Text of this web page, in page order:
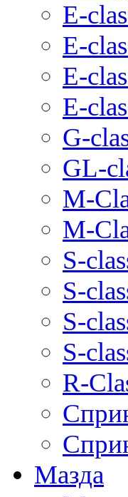
E-
E-
E-
E-
G-
GL-
M-
M-
S-
S-
S-
S-
R-
Мазда